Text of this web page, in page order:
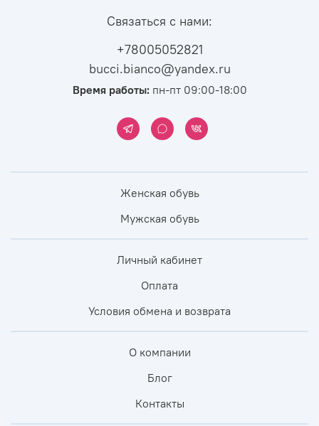
Связаться с нами:
+78005052821
bucci.bianco@yandex.ru
Время работы:пн-пт 09:00-18:00
Женская обувь
Мужская обувь
Личный кабинет
Оплата
Условия обмена и возврата
О компании
Блог
Контакты